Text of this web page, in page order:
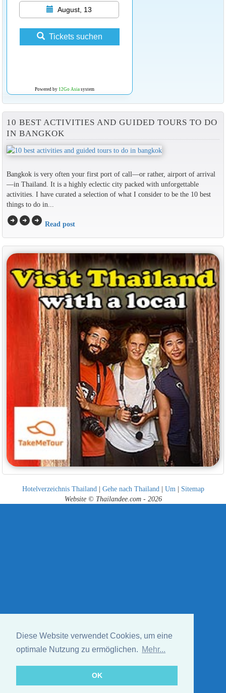
Diese Website verwendet Cookies, um eine
optimale Nutzung zu ermöglichen. Mehr...
OK
August, 13
Tickets suchen
Powered by 12Go Asiasystem
10 BEST ACTIVITIES AND GUIDED TOURS TO DO
IN BANGKOK
Bangkok is very often your first port of call—or rather, airport of arrival
—in Thailand. It is a highly eclectic city packed with unforgettable
activities. I have curated a selection of what I consider to be the 10 best
things to do in...
arrow_circle_rightarrow_circle_rightarrow_circle_right Read post
Hotelverzeichnis Thailand| Gehe nach Thailand| Um| Sitemap
Website © Thailandee.com - 2026